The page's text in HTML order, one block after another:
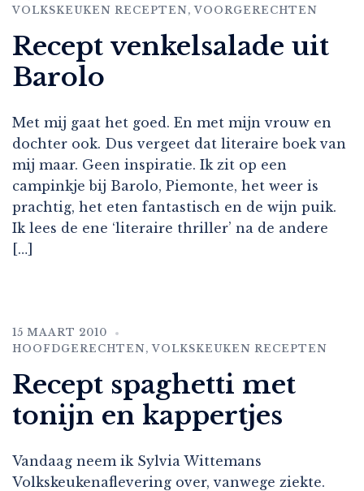
VOLKSKEUKEN RECEPTEN,VOORGERECHTEN
Recept venkelsalade uit
Barolo
Met mij gaat het goed. En met mijn vrouw en
dochter ook. Dus vergeet dat literaire boek van
mij maar. Geen inspiratie. Ik zit op een
campinkje bij Barolo, Piemonte, het weer is
prachtig, het eten fantastisch en de wijn puik.
Ik lees de ene ‘literaire thriller’ na de andere
[…]
15 MAART 2010
HOOFDGERECHTEN,VOLKSKEUKEN RECEPTEN
Recept spaghetti met
tonijn en kappertjes
Vandaag neem ik Sylvia Wittemans
Volkskeukenaflevering over, vanwege ziekte.